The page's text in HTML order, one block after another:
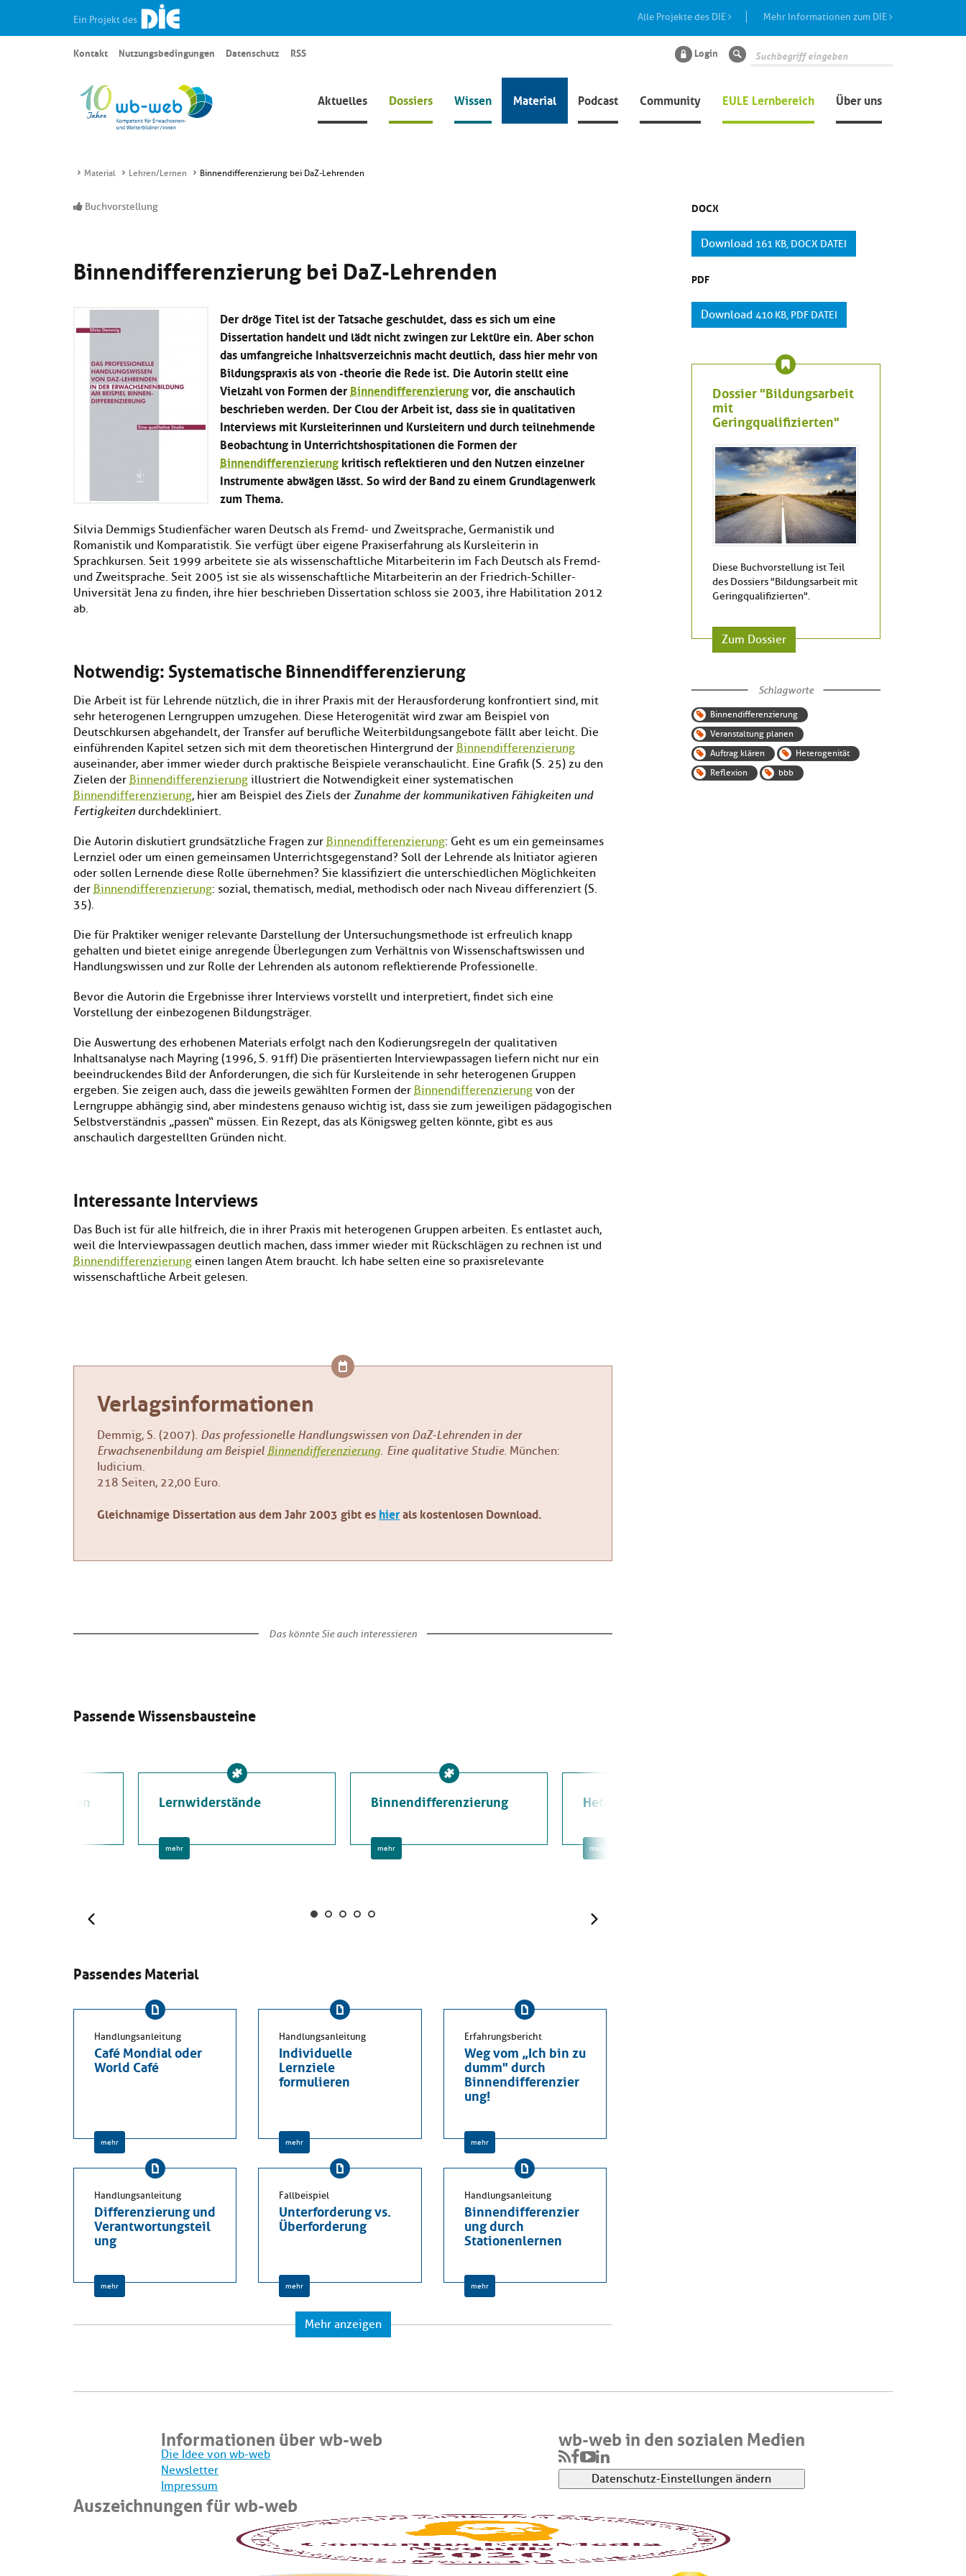
Ein Projekt des Alle Projekte des DIE Mehr Informationen zum DIE
Aktuelles Dossiers Wissen Material Podcast Community EULE Lernbereich Über uns
Kontakt Nutzungsbedingungen Datenschutz RSS Login Suche
Material Lehren/Lernen Binnendifferenzierung bei DaZ-Lehrenden
Buchvorstellung
Binnendifferenzierung bei DaZ-Lehrenden
Der dröge Titel ist der Tatsache geschuldet, dass es sich um eine
Dissertation handelt und lädt nicht zwingen zur Lektüre ein. Aber schon
das umfangreiche Inhaltsverzeichnis macht deutlich, dass hier mehr von
Bildungspraxis als von -theorie die Rede ist. Die Autorin stellt eine
Vielzahl von Formen derBinnendifferenzierungvor, die anschaulich
beschrieben werden. Der Clou der Arbeit ist, dass sie in qualitativen
Interviews mit Kursleiterinnen und Kursleitern und durch teilnehmende
Beobachtung in Unterrichtshospitationen die Formen der
Binnendifferenzierungkritisch reflektieren und den Nutzen einzelner
Instrumente abwägen lässt. So wird der Band zu einem Grundlagenwerk
zum Thema.
Silvia Demmigs Studienfächer waren Deutsch als Fremd- und Zweitsprache, Germanistik und
Romanistik und Komparatistik. Sie verfügt über eigene Praxiserfahrung als Kursleiterin in
Sprachkursen. Seit 1999 arbeitete sie als wissenschaftliche Mitarbeiterin im Fach Deutsch als Fremd-
und Zweitsprache. Seit 2005 ist sie als wissenschaftliche Mitarbeiterin an der Friedrich-Schiller-
Universität Jena zu finden, ihre hier beschrieben Dissertation schloss sie 2003, ihre Habilitation 2012
ab.
Notwendig: Systematische Binnendifferenzierung
Die Arbeit ist für Lehrende nützlich, die in ihrer Praxis mit der Herausforderung konfrontiert sind, mit
sehr heterogenen Lerngruppen umzugehen. Diese Heterogenität wird zwar am Beispiel von
Deutschkursen abgehandelt, der Transfer auf berufliche Weiterbildungsangebote fällt aber leicht. Die
einführenden Kapitel setzen sich mit dem theoretischen Hintergrund der Binnendifferenzierung
auseinander, aber immer wieder durch praktische Beispiele veranschaulicht. Eine Grafik (S. 25) zu den
Zielen der Binnendifferenzierung illustriert die Notwendigkeit einer systematischen
Binnendifferenzierung, hier am Beispiel des Ziels der Zunahme der kommunikativen Fähigkeiten und
Fertigkeiten durchdekliniert.
Die Autorin diskutiert grundsätzliche Fragen zur Binnendifferenzierung: Geht es um ein gemeinsames
Lernziel oder um einen gemeinsamen Unterrichtsgegenstand? Soll der Lehrende als Initiator agieren
oder sollen Lernende diese Rolle übernehmen? Sie klassifiziert die unterschiedlichen Möglichkeiten
der Binnendifferenzierung: sozial, thematisch, medial, methodisch oder nach Niveau differenziert (S.
35).
Die für Praktiker weniger relevante Darstellung der Untersuchungsmethode ist erfreulich knapp
gehalten und bietet einige anregende Überlegungen zum Verhältnis von Wissenschaftswissen und
Handlungswissen und zur Rolle der Lehrenden als autonom reflektierende Professionelle.
Bevor die Autorin die Ergebnisse ihrer Interviews vorstellt und interpretiert, findet sich eine
Vorstellung der einbezogenen Bildungsträger.
Die Auswertung des erhobenen Materials erfolgt nach den Kodierungsregeln der qualitativen
Inhaltsanalyse nach Mayring (1996, S. 91ff) Die präsentierten Interviewpassagen liefern nicht nur ein
beeindruckendes Bild der Anforderungen, die sich für Kursleitende in sehr heterogenen Gruppen
ergeben. Sie zeigen auch, dass die jeweils gewählten Formen der Binnendifferenzierung von der
Lerngruppe abhängig sind, aber mindestens genauso wichtig ist, dass sie zum jeweiligen pädagogischen
Selbstverständnis „passen“ müssen. Ein Rezept, das als Königsweg gelten könnte, gibt es aus
anschaulich dargestellten Gründen nicht.
Interessante Interviews
Das Buch ist für alle hilfreich, die in ihrer Praxis mit heterogenen Gruppen arbeiten. Es entlastet auch,
weil die Interviewpassagen deutlich machen, dass immer wieder mit Rückschlägen zu rechnen ist und
Binnendifferenzierung einen langen Atem braucht. Ich habe selten eine so praxisrelevante
wissenschaftliche Arbeit gelesen.
Verlagsinformationen
Demmig, S. (2007). Das professionelle Handlungswissen von DaZ-Lehrenden in der
Erwachsenenbildung am Beispiel Binnendifferenzierung. Eine qualitative Studie. München:
Iudicium.
218 Seiten, 22,00 Euro.
Gleichnamige Dissertation aus dem Jahr 2003 gibt eshierals kostenlosen Download.
Das könnte Sie auch interessieren
Passende Wissensbausteine
Lerntypen Lernwiderstände
mehr
Binnendifferenzierung
mehr
Heterogenität
mehr
Passendes Material
Handlungsanleitung
Café Mondial oder
World Café
mehr
Handlungsanleitung
Individuelle
Lernziele
formulieren
mehr
Erfahrungsbericht
Weg vom „Ich bin zu
dumm" durch
Binnendifferenzier
ung!
mehr
Handlungsanleitung
Differenzierung und
Verantwortungsteil
ung
mehr
Fallbeispiel
Unterforderung vs.
Überforderung
mehr
Handlungsanleitung
Binnendifferenzier
ung durch
Stationenlernen
mehr
Mehr anzeigen
DOCX
Download 161 KB, DOCX DATEI
PDF
Download 410 KB, PDF DATEI
Dossier "Bildungsarbeit
mit
Geringqualifizierten"
Diese Buchvorstellung ist Teil
des Dossiers "Bildungsarbeit mit
Geringqualifizierten".
Zum Dossier
Schlagworte
Binnendifferenzierung
Veranstaltung planen
Auftrag klären
Heterogenität
Reflexion
bbb
Informationen über wb-web
Die Idee von wb-web
Newsletter
Impressum
wb-web in den sozialen Medien
Datenschutz-Einstellungen ändern
Auszeichnungen für wb-web